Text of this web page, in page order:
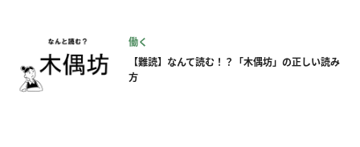
働く
【難読】なんて読む！？「木偶坊」の正しい読み
方